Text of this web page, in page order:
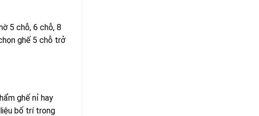
5 chỗ, 6 chỗ, 8
ghế 5 chỗ trở
ghế nỉ hay
bố trí trong